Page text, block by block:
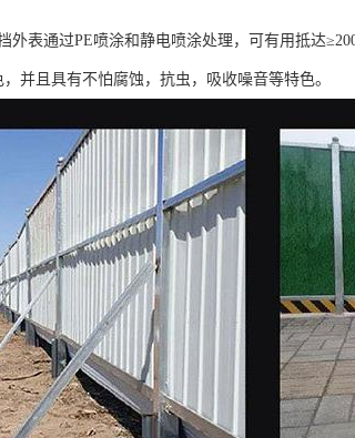
外表通过PE喷涂和静电喷涂处理，可有用抵达
并且具有不怕腐蚀，抗虫，吸收噪音等特色。